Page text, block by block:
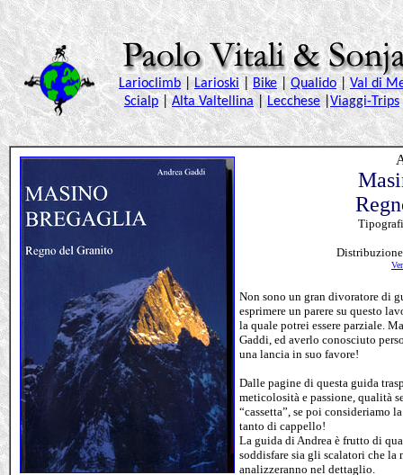
Non sono un gran divoratore di
esprimere un parere su questo
la quale potrei essere parziale.
Gaddi, ed averlo conosciuto
una lancia in suo favore!
Dalle pagine di questa guida
meticolosità e passione, qualità
“cassetta”, se poi consideriamo
tanto di cappello!
La guida di Andrea è frutto di
soddisfare sia gli scalatori che
analizzeranno nel dettaglio.